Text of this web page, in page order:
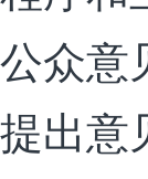
公众
提出